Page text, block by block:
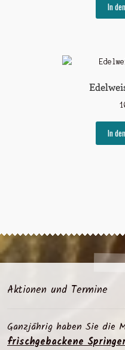
In
In
Aktionen und Termine
Ganzjährig haben Sie die
frischgebackene